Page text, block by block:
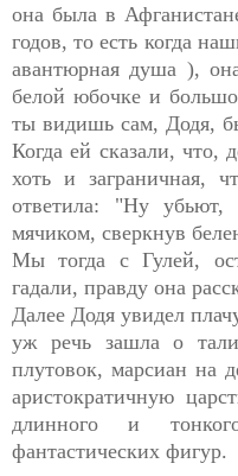
она была в
годов, то есть когда
авантюрная душа ),
белой юбочке и
ты видишь сам, Додя,
Когда ей сказали, что,
хоть и заграничная,
ответила: "Ну убьют,
мячиком, сверкнув
Мы тогда с Гулей,
гадали, правду она
Далее Додя увидел
уж речь зашла о
плутовок, марсиан на
аристократичную
длинного и
фантастических фигур.